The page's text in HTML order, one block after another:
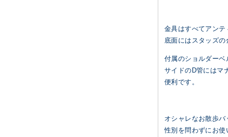
金具はすべてアン
底面にはスタッズ
付属のショルダー
サイドのD管にはマ
便利です。
オシャレなお散歩
性別を問わずにお